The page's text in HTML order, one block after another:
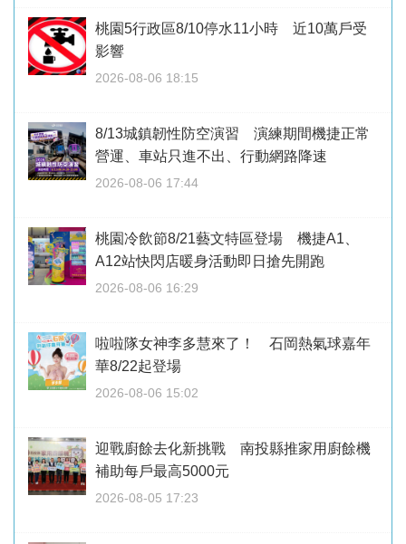
桃園5行政區8/10停水11小時 近10萬戶受
影響
2026-08-06 18:15
8/13城鎮韌性防空演習 演練期間機捷正常
營運、車站只進不出、行動網路降速
2026-08-06 17:44
桃園冷飲節8/21藝文特區登場 機捷A1、
A12站快閃店暖身活動即日搶先開跑
2026-08-06 16:29
啦啦隊女神李多慧來了！ 石岡熱氣球嘉年
華8/22起登場
2026-08-06 15:02
迎戰廚餘去化新挑戰 南投縣推家用廚餘機
補助每戶最高5000元
2026-08-05 17:23